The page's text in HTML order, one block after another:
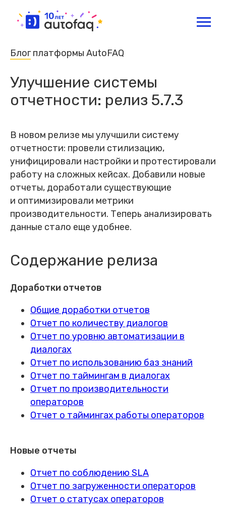
Блогплатформы AutoFAQ
Улучшение системы
отчетности: релиз 5.7.3
В новом релизе мы улучшили систему
отчетности: провели стилизацию,
унифицировали настройки и протестировали
работу на сложных кейсах. Добавили новые
отчеты, доработали существующие
и оптимизировали метрики
производительности. Теперь анализировать
данные стало еще удобнее.
Содержание релиза
Доработки отчетов
Общие доработки отчетов
Отчет по количеству диалогов
Отчет по уровню автоматизации в
диалогах
Отчет по использованию баз знаний
Отчет по таймингам в диалогах
Отчет по производительности
операторов
Отчет о таймингах работы операторов
Новые отчеты
Отчет по соблюдению SLA
Отчет по загруженности операторов
Отчет о статусах операторов